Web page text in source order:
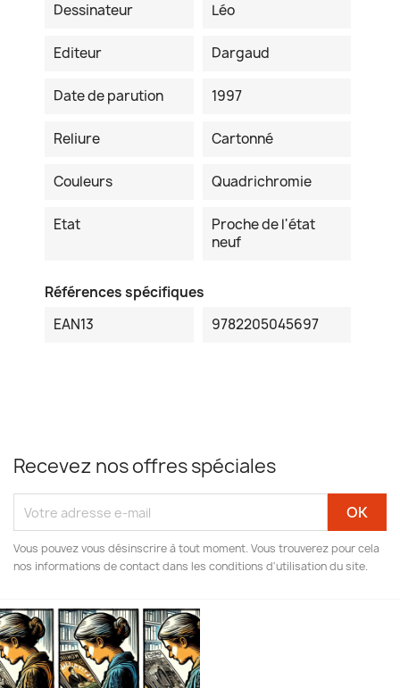
Dessinateur Léo
Editeur Dargaud
Date de parution 1997
Reliure Cartonné
Couleurs Quadrichromie
Etat
Proche de l'état
neuf
Références spécifiques
EAN13
9782205045697
Recevez nos offres spéciales
Vous pouvez vous désinscrire à tout moment. Vous trouverez pour cela
nos informations de contact dans les conditions d'utilisation du site.